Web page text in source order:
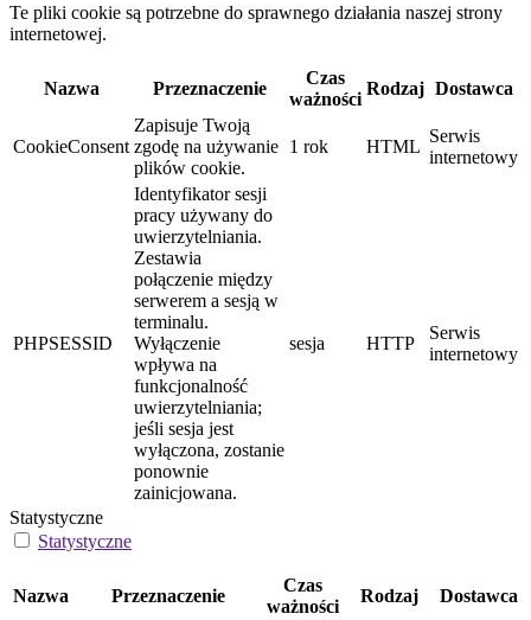
Te pliki cookie są potrzebne do sprawnego działania naszej strony
internetowej.
Nazwa Przeznaczenie
Czas
ważności
Rodzaj Dostawca
CookieConsent
Zapisuje Twoją
zgodę na używanie
plików cookie.
1 rok HTML
Serwis
internetowy
PHPSESSID
Identyfikator sesji
pracy używany do
uwierzytelniania.
Zestawia
połączenie między
serwerem a sesją w
terminalu.
Wyłączenie
wpływa na
funkcjonalność
uwierzytelniania;
jeśli sesja jest
wyłączona, zostanie
ponownie
zainicjowana.
sesja HTTP
Serwis
internetowy
Statystyczne
Statystyczne
Nazwa Przeznaczenie
Czas
ważności
Rodzaj Dostawca